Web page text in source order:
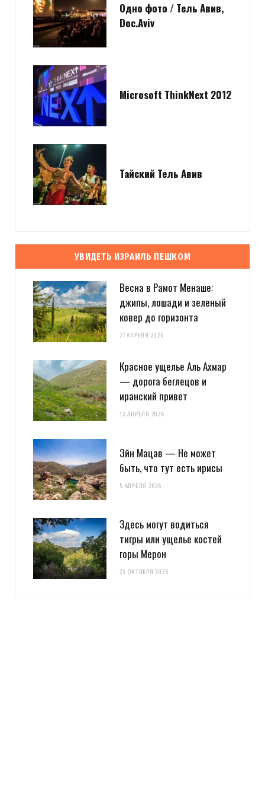
Одно фото / Тель Авив,
Doc.Aviv
Microsoft ThinkNext 2012
Тайский Тель Авив
УВИДЕТЬ ИЗРАИЛЬ ПЕШКОМ
Весна в Рамот Менаше:
джипы, лошади и зеленый
ковер до горизонта
27 АПРЕЛЯ 2026
Красное ущелье Аль Ахмар
— дорога беглецов и
иранский привет
13 АПРЕЛЯ 2026
Эйн Мацав — Не может
быть, что тут есть ирисы
5 АПРЕЛЯ 2026
Здесь могут водиться
тигры или ущелье костей
горы Мерон
23 ОКТЯБРЯ 2025